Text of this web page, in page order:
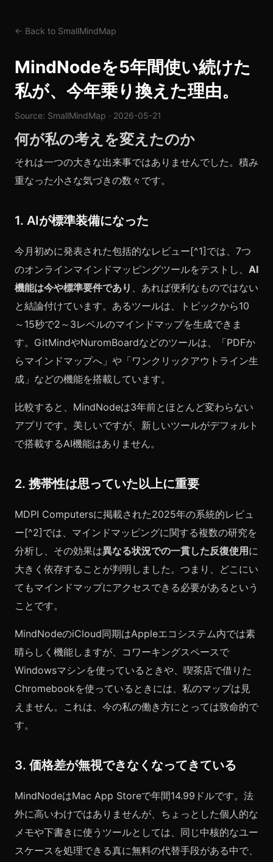
← Back to SmallMindMap
MindNodeを5年間使い続けた
私が、今年乗り換えた理由。
Source: SmallMindMap · 2026-05-21
何が私の考えを変えたのか
それは一つの大きな出来事ではありませんでした。積み
重なった小さな気づきの数々です。
1. AIが標準装備になった
今月初めに発表された包括的なレビュー[^1]では、7つ
のオンラインマインドマッピングツールをテストし、 AI
機能は今や標準要件であり 、あれば便利なものではない
と結論付けています。あるツールは、トピックから10
～15秒で2～3レベルのマインドマップを生成できま
す。GitMindやNuromBoardなどのツールは、「PDFか
らマインドマップへ」や「ワンクリックアウトライン生
成」などの機能を搭載しています。
比較すると、MindNodeは3年前とほとんど変わらない
アプリです。美しいですが、新しいツールがデフォルト
で搭載するAI機能はありません。
2. 携帯性は思っていた以上に重要
MDPI Computersに掲載された2025年の系統的レビュ
ー[^2]では、マインドマッピングに関する複数の研究を
分析し、その効果は異なる状況での一貫した反復使用 に
大きく依存することが判明しました。つまり、どこにい
てもマインドマップにアクセスできる必要があるという
ことです。
MindNodeのiCloud同期はAppleエコシステム内では素
晴らしく機能しますが、コワーキングスペースで
Windowsマシンを使っているときや、喫茶店で借りた
Chromebookを使っているときには、私のマップは見
えません。これは、今の私の働き方にとっては致命的で
す。
3. 価格差が無視できなくなってきている
MindNodeはMac App Storeで年間14.99ドルです。法
外に高いわけではありませんが、ちょっとした個人的な
メモや下書きに使うツールとしては、同じ中核的なユー
スケースを処理できる真に無料の代替手段がある中で、